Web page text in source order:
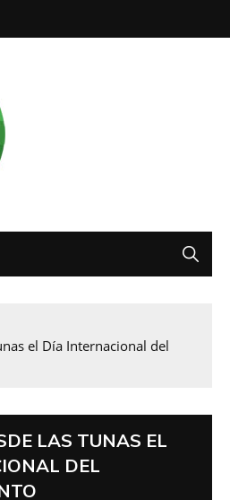
el Día Internacional del
LAS TUNAS EL
DEL